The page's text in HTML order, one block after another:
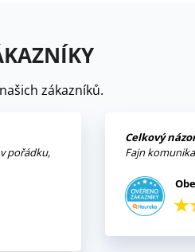
zákazníků.
pořádku,
Celkový
Fajn